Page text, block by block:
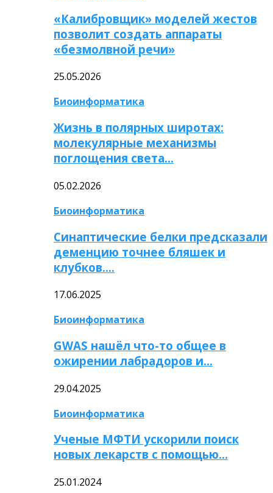
«Калибровщик» моделей жестов
позволит создать аппараты
«безмолвной речи»
25.05.2026
Биоинформатика
Жизнь в полярных широтах:
молекулярные механизмы
поглощения света…
05.02.2026
Биоинформатика
Синаптические белки предсказали
деменцию точнее бляшек и
клубков….
17.06.2025
Биоинформатика
GWAS нашёл что-то общее в
ожирении лабрадоров и…
29.04.2025
Биоинформатика
Ученые МФТИ ускорили поиск
новых лекарств с помощью…
25.01.2024